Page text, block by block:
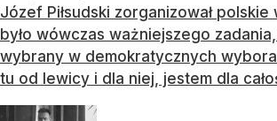
Józef Piłsudski zorganizował polskie
było wówczas ważniejszego zadania,
wybrany w demokratycznych
tu od lewicy i dla niej, jestem dla